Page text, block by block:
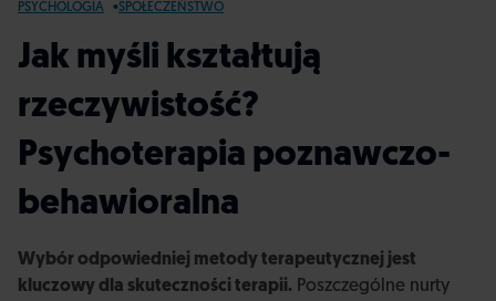
PSYCHOLOGIA SPOŁECZEŃSTWO
Jak myśli kształtują
rzeczywistość?
Psychoterapia poznawczo-
behawioralna
Wybór odpowiedniej metody terapeutycznej jest
kluczowy dla skuteczności terapii. Poszczególne nurty